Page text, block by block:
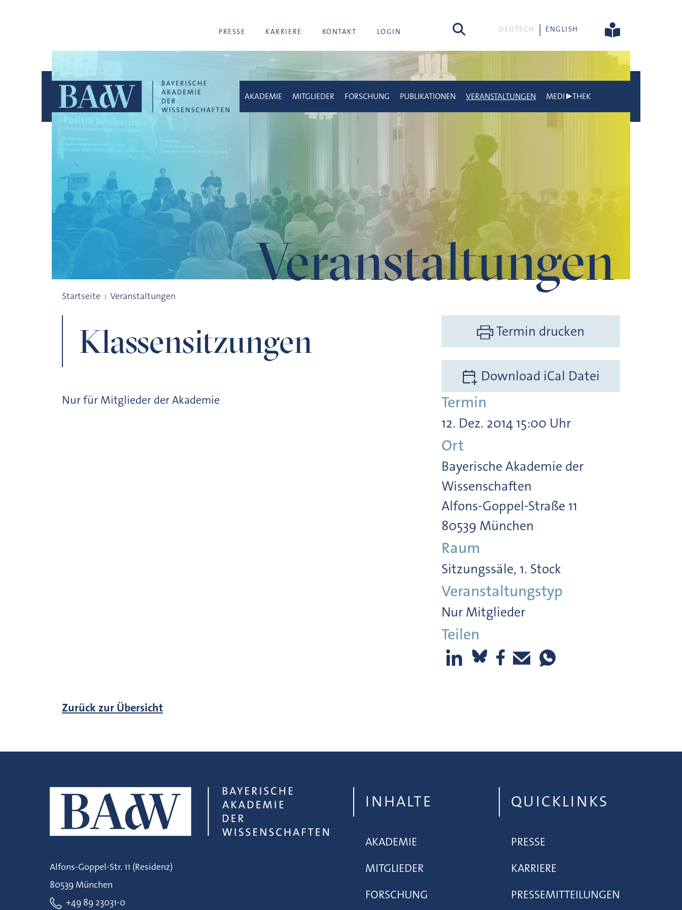
PRESSE KARRIERE KONTAKT LOGIN Suche DEUTSCH ENGLISH
Veranstaltungen
AKADEMIE MITGLIEDER FORSCHUNG PUBLIKATIONEN VERANSTALTUNGEN MEDI▶THEK
Startseite Veranstaltungen
Klassensitzungen
Nur für Mitglieder der Akademie
Termin drucken
Download iCal Datei
Termin
12. Dez. 2014 15:00 Uhr
Ort
Bayerische Akademie der
Wissenschaften
Alfons-Goppel-Straße 11
80539 München
Raum
Sitzungssäle, 1. Stock
Veranstaltungstyp
Nur Mitglieder
Teilen
Zurück zur Übersicht
Alfons-Goppel-Str. 11 (Residenz)
80539 München
+49 89 23031-0
INHALTE
AKADEMIE
MITGLIEDER
FORSCHUNG
QUICKLINKS
PRESSE
KARRIERE
PRESSEMITTEILUNGEN